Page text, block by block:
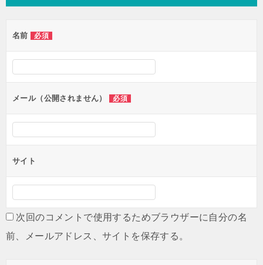
名前 必須
メール（公開されません） 必須
サイト
次回のコメントで使用するためブラウザーに自分の名
前、メールアドレス、サイトを保存する。